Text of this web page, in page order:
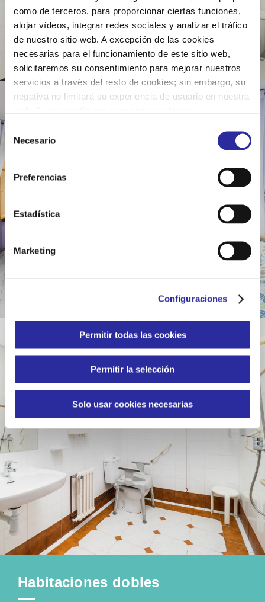
como de terceros, para proporcionar ciertas funciones,
alojar vídeos, integrar redes sociales y analizar el tráfico
de nuestro sitio web. A excepción de las cookies
necesarias para el funcionamiento de este sitio web,
solicitaremos su consentimiento para mejorar nuestros
servicios a través del resto de cookies; sin embargo, su
negativa no limitará su experiencia de usuario en nuestra
más información, puede consultar nuestra
Política de
e
i
e
n
t
o
Necesario
Preferencias
Estadística
Marketing
Configuraciones
Permitir todas las cookies
Permitir la selección
Solo usar cookies necesarias
Habitaciones dobles